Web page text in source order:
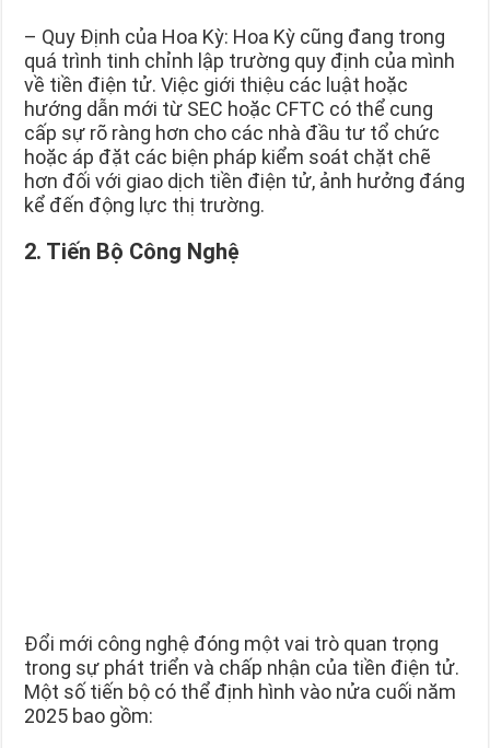
– Quy Định của Hoa Kỳ: Hoa Kỳ cũng đang trong
quá trình tinh chỉnh lập trường quy định của mình
về tiền điện tử. Việc giới thiệu các luật hoặc
hướng dẫn mới từ SEC hoặc CFTC có thể cung
cấp sự rõ ràng hơn cho các nhà đầu tư tổ chức
hoặc áp đặt các biện pháp kiểm soát chặt chẽ
hơn đối với giao dịch tiền điện tử, ảnh hưởng đáng
kể đến động lực thị trường.
2. Tiến Bộ Công Nghệ
Đổi mới công nghệ đóng một vai trò quan trọng
trong sự phát triển và chấp nhận của tiền điện tử.
Một số tiến bộ có thể định hình vào nửa cuối năm
2025 bao gồm: